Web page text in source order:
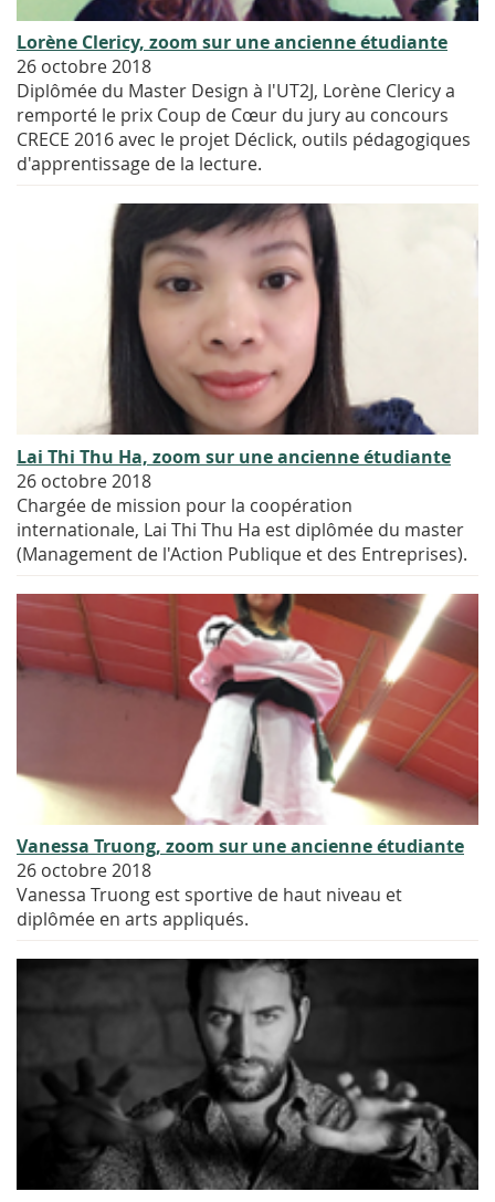
Lorène Clericy, zoom sur une ancienne étudiante
26 octobre 2018
Diplômée du Master Design à l'UT2J, Lorène Clericy a
remporté le prix Coup de Cœur du jury au concours
CRECE 2016 avec le projet Déclick, outils pédagogiques
d'apprentissage de la lecture.
Lai Thi Thu Ha, zoom sur une ancienne étudiante
26 octobre 2018
Chargée de mission pour la coopération
internationale, Lai Thi Thu Ha est diplômée du master
(Management de l'Action Publique et des Entreprises).
Vanessa Truong, zoom sur une ancienne étudiante
26 octobre 2018
Vanessa Truong est sportive de haut niveau et
diplômée en arts appliqués.